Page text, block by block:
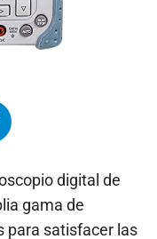
digital de
gama de
para satisfacer las